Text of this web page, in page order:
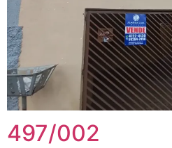
497/002